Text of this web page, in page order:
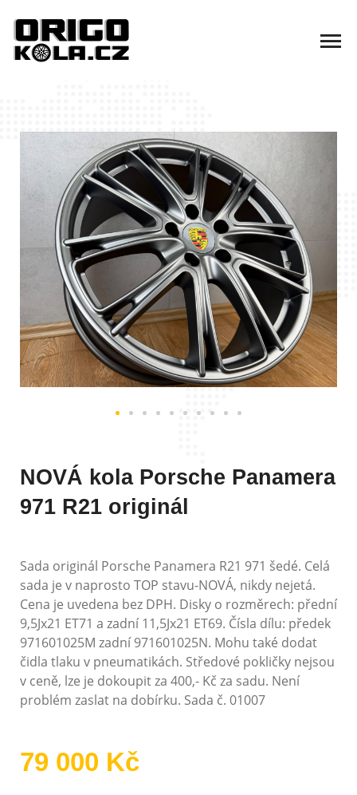
NOVÁ kola Porsche Panamera
971 R21 originál
Sada originál Porsche Panamera R21 971 šedé. Celá
sada je v naprosto TOP stavu-NOVÁ, nikdy nejetá.
Cena je uvedena bez DPH. Disky o rozměrech: přední
9,5Jx21 ET71 a zadní 11,5Jx21 ET69. Čísla dílu: předek
971601025M zadní 971601025N. Mohu také dodat
čidla tlaku v pneumatikách. Středové pokličky nejsou
v ceně, lze je dokoupit za 400,- Kč za sadu. Není
problém zaslat na dobírku. Sada č. 01007
79 000 Kč